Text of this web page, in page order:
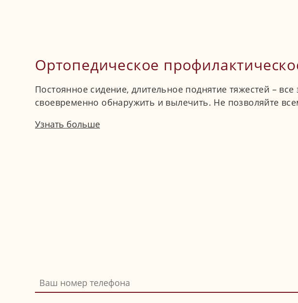
Ортопедическое
Постоянное сидение, длительное поднятие тяжестей –
своевременно обнаружить и вылечить. Не позволяйте
Узнать больше